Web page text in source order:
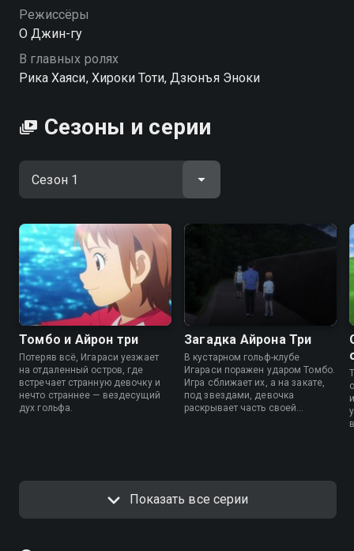
Режиссёры
О Джин-гу
В главных ролях
Рика Хаяси, Хироки Тоти, Дзюнъя Эноки
Сезоны и серии
Томбо и Айрон три
Потеряв всё, Игараси уезжает
на отдаленный остров, где
встречает странную девочку и
нечто страннее — вездесущий
дух гольфа.
Загадка Айрона Три
В кустарном гольф-клубе
Игараси поражен ударом Томбо.
Игра сближает их, а на закате,
под звездами, девочка
раскрывает часть своей
Показать все серии